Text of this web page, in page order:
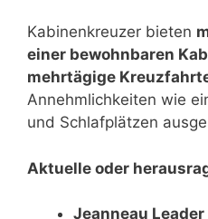
Kabinenkreuzer bieten
einer bewohnbaren
mehrtägige
Annehmlichkeiten wie
und Schlafplätzen
Aktuelle oder
Jeanneau